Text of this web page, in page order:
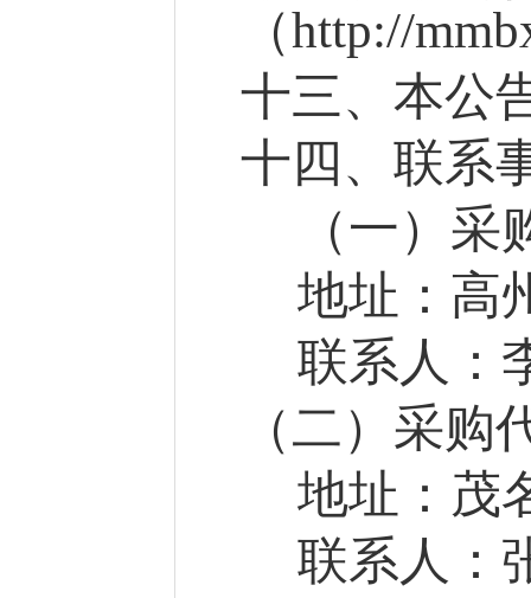
（http://
十三、本公
十四 、 联系
（一） 采
地址： 高
联系人：
（二） 采购
地址： 茂
联系人：